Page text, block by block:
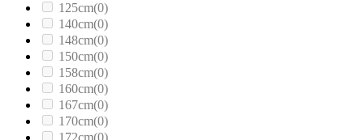
125cm(0)
140cm(0)
148cm(0)
150cm(0)
158cm(0)
160cm(0)
167cm(0)
170cm(0)